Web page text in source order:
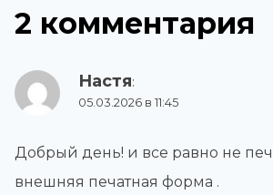
2 комментария
Настя:
05.03.2026 в 11:45
Добрый день! и все равно не
внешняя печатная форма .